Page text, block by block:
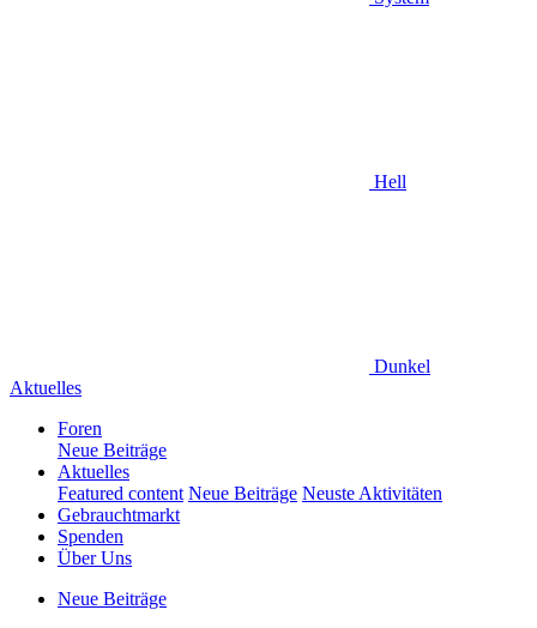
Hell
Dunkel
Aktuelles
Foren
Neue Beiträge
Aktuelles
Featured content Neue Beiträge Neuste Aktivitäten
Gebrauchtmarkt
Spenden
Über Uns
Neue Beiträge